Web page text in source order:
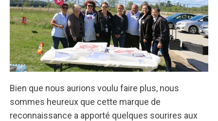
Bien que nous aurions voulu faire plus, nous
sommes heureux que cette marque de
reconnaissance a apporté quelques sourires aux